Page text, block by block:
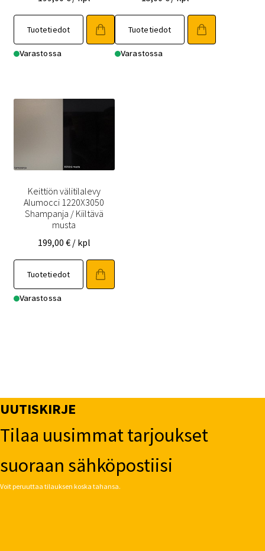
Tuotetiedot
Varastossa
Tuotetiedot
Varastossa
Keittiön välitilalevy
Alumocci 1220X3050
Shampanja / Kiiltävä
musta
199,00 € / kpl
Tuotetiedot
Varastossa
UUTISKIRJE
Tilaa uusimmat tarjoukset
suoraan sähköpostiisi
Voit peruuttaa tilauksen koska tahansa.